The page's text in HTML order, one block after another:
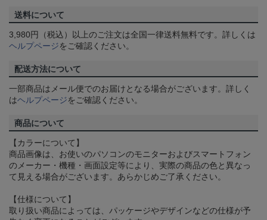
送料について
3,980円（税込）以上のご注文は全国一律送料無料です。詳しくは
ヘルプページをご確認ください。
配送方法について
一部商品はメール便でのお届けとなる場合がございます。詳しく
はヘルプページをご確認ください。
商品について
【カラーについて】
商品画像は、お使いのパソコンのモニターおよびスマートフォン
のメーカー・機種・画面設定等により、実際の商品の色と異なっ
て見える場合がございます。あらかじめご了承ください。
【仕様について】
取り扱い商品によっては、パッケージやデザインなどの仕様が予